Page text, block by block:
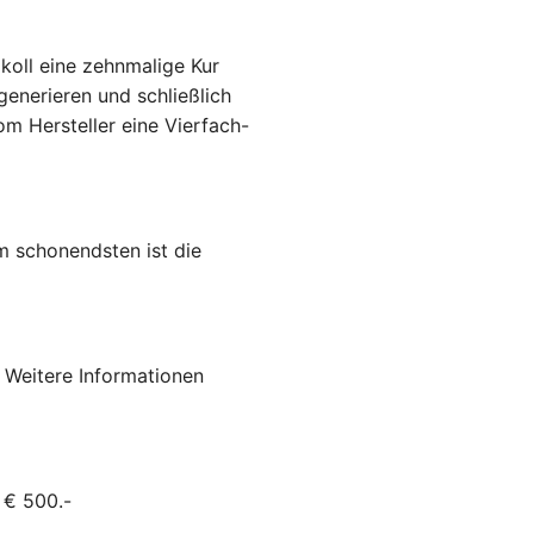
eine zehnmalige Kur
und schließlich
Hersteller eine Vierfach-
schonendsten ist die
Informationen
€ 500.-